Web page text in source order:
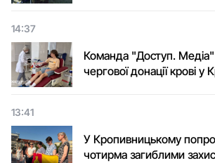
14:37
Команда "Доступ.
чергової донації крові
13:41
У Кропивницькому
чотирма загиблими